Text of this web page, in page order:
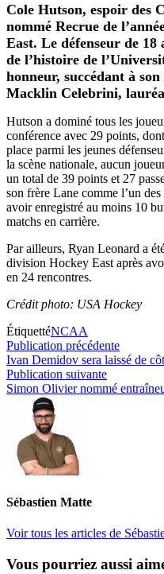
Cole Hutson, espoir des
nommé Recrue de
East. Le défenseur de
de l’histoire de
honneur, succédant à
Macklin Celebrini,
Hutson a dominé tous les
conférence avec 29 points,
place parmi les jeunes
la scène nationale, aucun
un total de 39 points et 27
son frère Lane comme l’un
avoir enregistré au moins 10
matchs en carrière.
Par ailleurs, Ryan Leonard a
division Hockey East après
en 24 rencontres.
Crédit photo: USA Hockey
ÉtiquettéNCAA
Navigation
de
l’article
Publication précédente
Ivan Demidov sera laissé de
Publication suivantePublication
suivante :
Simon Olivier nommé
Sébastien Matte
Voir tous les articles de
Vous pourriez aussi